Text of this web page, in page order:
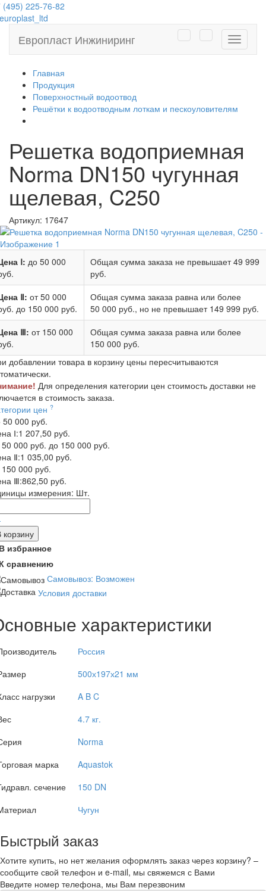
(495) 225-76-82
Европласт Инжиниринг
Главная
Продукция
Поверхностный водоотвод
Решётки к водоотводным лоткам и пескоуловителям
Решетка водоприемная
Norma DN150 чугунная
щелевая, C250
Артикул: 17647
Ⅰ: до 50 000
Общая сумма заказа не превышает49 999
руб.
Ⅱ: от 50 000
до 150 000 руб.
Общая сумма заказа равна или более
50 000 руб., но не превышает 149 999 руб.
Ⅲ: от 150 000
Общая сумма заказа равна или более
150 000 руб.
добавлении товара в корзину цены пересчитываются
Для определения категории цен стоимость доставки не
в стоимость заказа.
цен ?
50 000 руб.
Ⅰ:1 207,50 руб.
50 000 руб. до 150 000 руб.
Ⅱ:1 035,00 руб.
150 000 руб.
Ⅲ:862,50 руб.
измерения: Шт.
корзину
избранное
сравнению
Самовывоз: Возможен
Условия доставки
характеристики
Россия
500х197х21 мм
нагрузки
A B C
4.7 кг.
Norma
марка
Aquastok
сечение
150 DN
Чугун
Быстрый заказ
Хотите купить, но нет желания оформлять заказ через корзину? –
сообщите свой телефон и e-mail, мы свяжемся с Вами
Введите номер телефона, мы Вам перезвоним